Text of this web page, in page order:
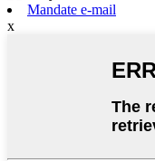
Mandate e-mail
x